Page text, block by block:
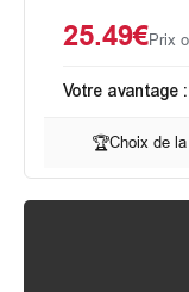
25.49€Prix
Votre avantage :
🏆Choix de